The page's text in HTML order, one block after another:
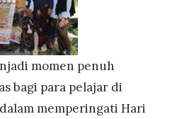
momen penuh
bagi para pelajar di
memperingati Hari